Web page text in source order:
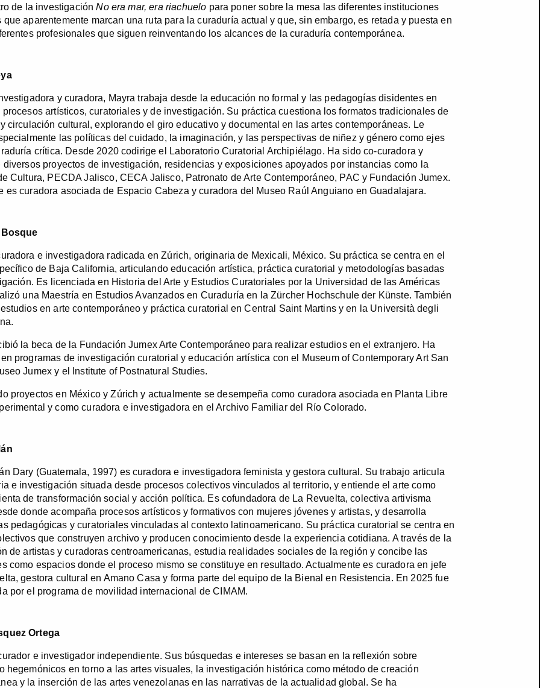
de la investigaciónNo era mar, era riachuelo para poner sobre la mesa las diferentes instituciones
que aparentemente marcan una ruta para la curaduría actual y que, sin embargo, es retada y puesta en
profesionales que siguen reinventando los alcances de la curaduría contemporánea.
y curadora, Mayra trabaja desde la educación no formal y las pedagogías disidentes en
artísticos, curatoriales y de investigación. Su práctica cuestiona los formatos tradicionales de
circulación cultural, explorando el giro educativo y documental en las artes contemporáneas. Le
las políticas del cuidado, la imaginación, y las perspectivas de niñez y género como ejes
crítica. Desde 2020 codirige el Laboratorio Curatorial Archipiélago. Ha sido co-curadora y
diversos proyectos de investigación, residencias y exposiciones apoyados por instancias como la
Cultura, PECDA Jalisco, CECA Jalisco, Patronato de Arte Contemporáneo, PAC y Fundación Jumex.
es curadora asociada de Espacio Cabeza y curadora del Museo Raúl Anguiano en Guadalajara.
Bosque
e investigadora radicada en Zúrich, originaria de Mexicali, México. Su práctica se centra en el
de Baja California, articulando educación artística, práctica curatorial y metodologías basadas
Es licenciada en Historia del Arte y Estudios Curatoriales por la Universidad de las Américas
una Maestría en Estudios Avanzados en Curaduría en la Zürcher Hochschule der Künste. También
en arte contemporáneo y práctica curatorial en Central Saint Martins y en la Università degli
la beca de la Fundación Jumex Arte Contemporáneo para realizar estudios en el extranjero. Ha
programas de investigación curatorial y educación artística con el Museum of Contemporary Art San
Jumex y el Institute of Postnatural Studies.
proyectos en México y Zúrich y actualmente se desempeña como curadora asociada en Planta Libre
y como curadora e investigadora en el Archivo Familiar del Río Colorado.
Dary (Guatemala, 1997) es curadora e investigadora feminista y gestora cultural. Su trabajo articula
e investigación situada desde procesos colectivos vinculados al territorio, y entiende el arte como
de transformación social y acción política. Es cofundadora de La Revuelta, colectiva artivisma
donde acompaña procesos artísticos y formativos con mujeres jóvenes y artistas, y desarrolla
pedagógicas y curatoriales vinculadas al contexto latinoamericano. Su práctica curatorial se centra en
que construyen archivo y producen conocimiento desde la experiencia cotidiana. A través de la
de artistas y curadoras centroamericanas, estudia realidades sociales de la región y concibe las
como espacios donde el proceso mismo se constituye en resultado. Actualmente es curadora en jefe
gestora cultural en Amano Casa y forma parte del equipo de la Bienal en Resistencia. En 2025 fue
por el programa de movilidad internacional de CIMAM.
Ortega
e investigador independiente. Sus búsquedas e intereses se basan en la reflexión sobre
hegemónicos en torno a las artes visuales, la investigación histórica como método de creación
y la inserción de las artes venezolanas en las narrativas de la actualidad global. Se ha